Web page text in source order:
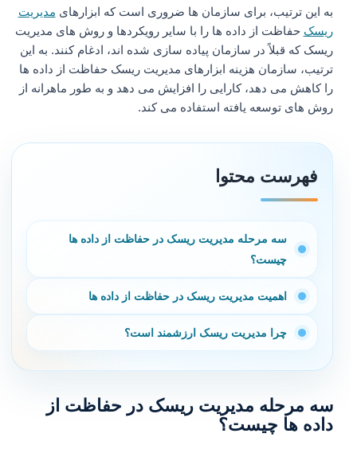
به این ترتیب، برای سازمان‌ ها ضروری است که ابزارهایمدیریت
ریسکحفاظت از داده‌ ها را با سایر رویکردها و روش‌ های مدیریت
ریسک که قبلاً در سازمان پیاده‌ سازی شده‌ اند، ادغام کنند. به این
ترتیب، سازمان هزینه ابزارهای مدیریت ریسک حفاظت از داده ها
را کاهش می دهد، کارایی را افزایش می دهد و به طور ماهرانه از
روش های توسعه یافته استفاده می کند.
فهرست محتوا
سه مرحله مدیریت ریسک در حفاظت از داده ها
چیست؟
اهمیت مدیریت ریسک در حفاظت از داده ها
چرا مدیریت ریسک ارزشمند است؟
سه مرحله مدیریت ریسک در حفاظت از
داده ها چیست؟